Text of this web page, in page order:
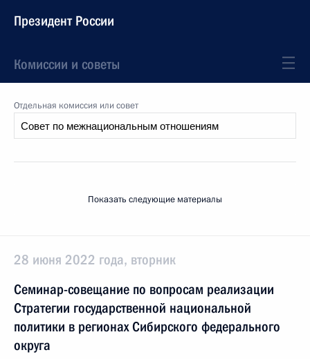
Президент России
Комиссии и советы
Отдельная комиссия или совет
Показать следующие материалы
28 июня 2022 года, вторник
Семинар-совещание по вопросам реализации
Стратегии государственной национальной
политики в регионах Сибирского федерального
округа